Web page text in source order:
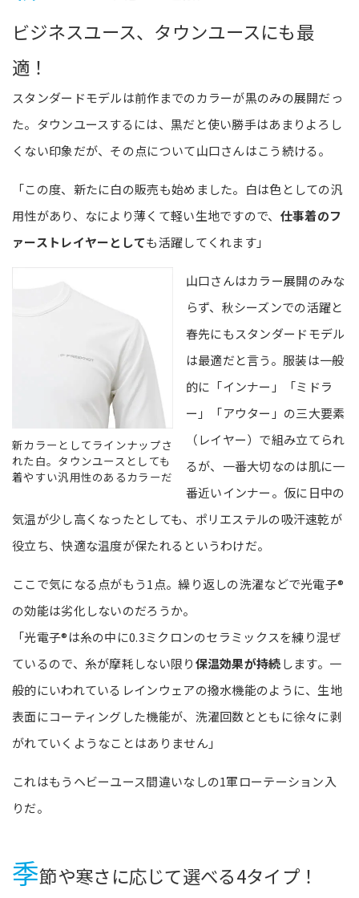
ビジネスユース、タウンユースにも最
適！
スタンダードモデルは前作までのカラーが黒のみの展開だっ
た。タウンユースするには、黒だと使い勝手はあまりよろし
くない印象だが、その点について山口さんはこう続ける。
「この度、新たに白の販売も始めました。白は色としての汎
用性があり、なにより薄くて軽い生地ですので、 仕事着のフ
ァーストレイヤーとしても活躍してくれます」
新カラーとしてラインナップさ
れた白。タウンユースとしても
着やすい汎用性のあるカラーだ
山口さんはカラー展開のみな
らず、秋シーズンでの活躍と
春先にもスタンダードモデル
は最適だと言う。服装は一般
的に「インナー」「ミドラ
ー」「アウター」の三大要素
（レイヤー）で組み立てられ
るが、一番大切なのは肌に一
番近いインナー。仮に日中の
気温が少し高くなったとしても、ポリエステルの吸汗速乾が
役立ち、快適な温度が保たれるというわけだ。
ここで気になる点がもう1点。繰り返しの洗濯などで光電子®
の効能は劣化しないのだろうか。
「光電子®は糸の中に0.3ミクロンのセラミックスを練り混ぜ
ているので、糸が摩耗しない限り保温効果が持続します。一
般的にいわれているレインウェアの撥水機能のように、生地
表面にコーティングした機能が、洗濯回数とともに徐々に剥
がれていくようなことはありません」
これはもうヘビーユース間違いなしの1軍ローテーション入
りだ。
季節や寒さに応じて選べる4タイプ！